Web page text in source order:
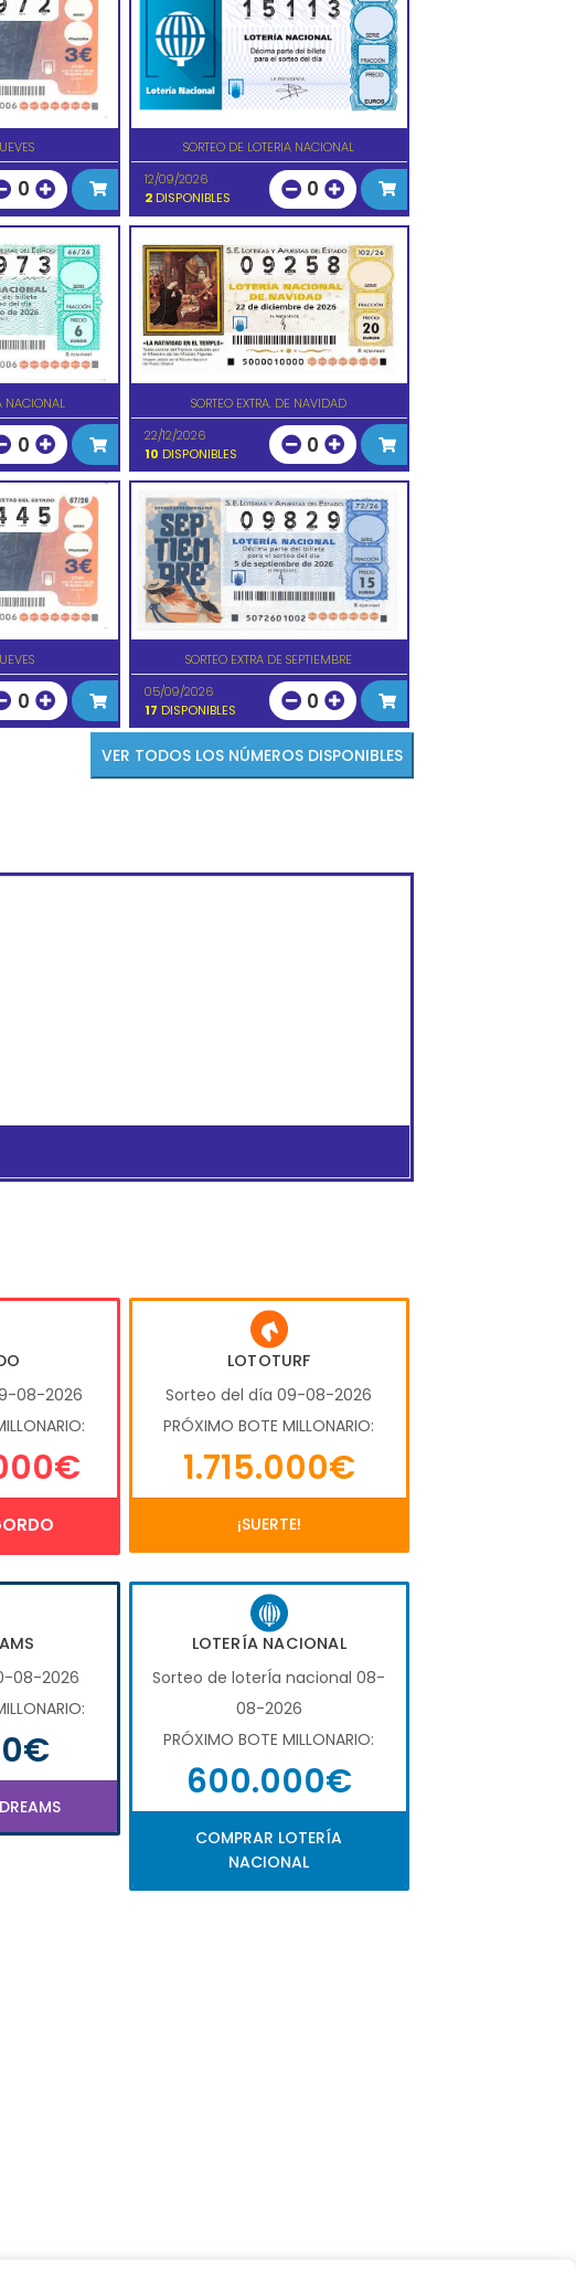
0
SORTEO DE LOTERIA NACIONAL
12/09/2026
2DISPONIBLES 0
NACIONAL
0
SORTEO EXTRA. DE NAVIDAD
22/12/2026
10 DISPONIBLES 0
0
SORTEO EXTRA DE SEPTIEMBRE
05/09/2026
17 DISPONIBLES 0
VER TODOS LOS NÚMEROS DISPONIBLES
08-2026
LOTOTURF
Sorteo del día 09-08-2026
PRÓXIMO BOTE MILLONARIO:
1.715.000€
¡SUERTE!
08-2026
LOTERÍA NACIONAL
Sorteo de loterÍa nacional 08-
08-2026
PRÓXIMO BOTE MILLONARIO:
600.000€
COMPRAR LOTERÍA
NACIONAL